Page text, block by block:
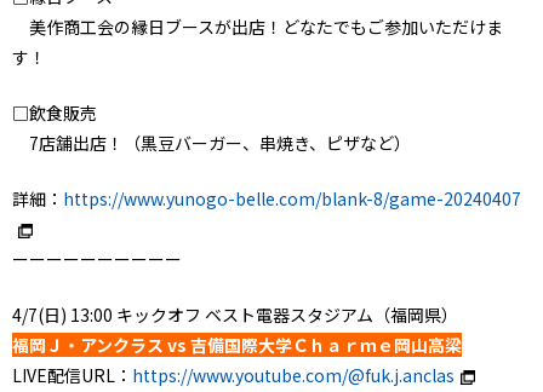
美作商工会の縁日ブースが出店！どなたでもご参加いただけま
す！
□飲食販売
7店舗出店！（黒豆バーガー、串焼き、ピザなど）
詳細： https://www.yunogo-belle.com/blank-8/game-20240407
ーーーーーーーーーー
4/7(日) 13:00 キックオフ ベスト電器スタジアム（福岡県）
福岡Ｊ・アンクラス vs 吉備国際大学Ｃｈａｒｍｅ岡山高梁
LIVE配信URL： https://www.youtube.com/@fuk.j.anclas